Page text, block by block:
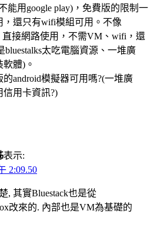
能用google play)，免費版的限制一
，還只有wifi模組可用。不像
直接網路使用，不需VM、wifi，還
bluestalks太吃電腦資源、一堆廣
體)。
android模擬器可用嗎?(一堆廣
信用卡資訊?)
表示:
2:09.50
, 其實Bluestack也是從
改來的. 內部也是VM為基礎的